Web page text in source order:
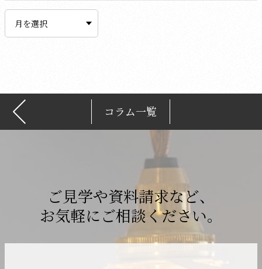
イ
コラム一覧
ご見学や資料請求など、
お気軽にご相談ください。